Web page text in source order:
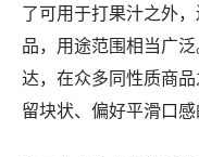
了可用于打果汁之外
品，用途范围相当广
达，在众多同性质商
留块状、偏好平滑口感